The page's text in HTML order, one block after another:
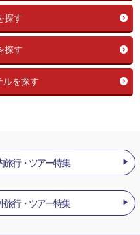
探す
探す
ルを探す
旅行・ツアー特集
旅行・ツアー特集